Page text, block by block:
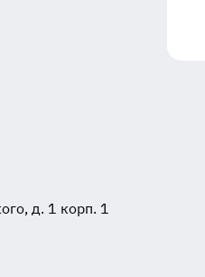
д. 1 корп. 1